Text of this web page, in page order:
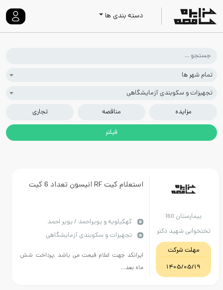
دسته بندی ها
تمام شهر ها
تجهیزات و سکوبندی آزمایشگاهی
مزایده
مناقصه تجاری
بیمارستان 160
تختخوابی شهید دکتر
بهشتی بویر احمد
مهلت شرکت
1405/05/19
استعلام کیت RF انیسون تعداد 6 کیت
كهكيلويه و بويراحمد / بویر احمد
تجهیزات و سکوبندی آزمایشگاهی
ایرانکد جهت اعلام قیمت می باشد .پرداخت شش
ماه بعد...